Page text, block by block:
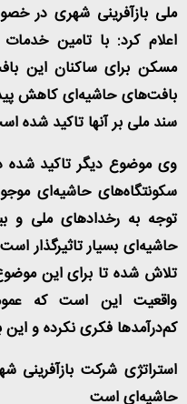
ملی بازآفرینی شهری در
اعلام کرد: با تامین
مسکن برای ساکنان این
بافت‌های حاشیه‌ای کاهش
سند ملی بر آنها تاکید شده
وی موضوع دیگر تاکید شده
سکونتگاه‌های حاشیه‌ای
توجه به رخدادهای ملی و
حاشیه‌ای بسیار تاثیرگذار
تلاش شده تا برای این
واقعیت این است که
کم‌درآمدها فکری نکرده و
استراتژی شرکت بازآفرینی
حاشیه‌ای است